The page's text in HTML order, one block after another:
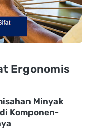
Ergonomis
Minyak
Komponen-